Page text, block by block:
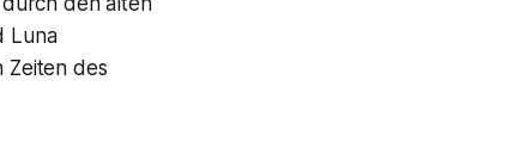
Luna
Zeiten des